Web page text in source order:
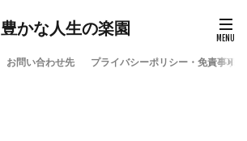
豊かな人生の楽園
お問い合わせ先 プライバシーポリシー・免責事項
検索